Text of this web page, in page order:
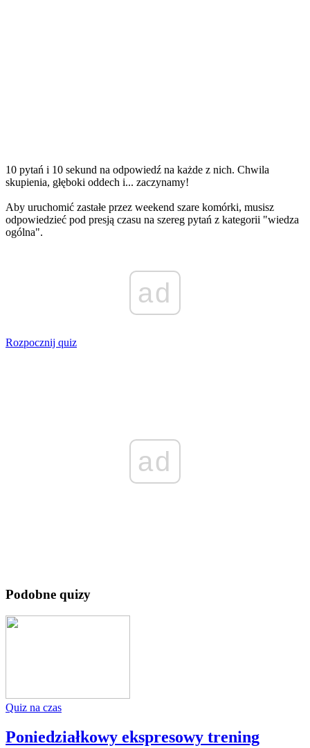
10 pytań i 10 sekund na odpowiedź na każde z nich. Chwila
skupienia, głęboki oddech i... zaczynamy!
Aby uruchomić zastałe przez weekend szare komórki, musisz
odpowiedzieć pod presją czasu na szereg pytań z kategorii "wiedza
ogólna".
ad
Rozpocznij quiz
ad
Podobne quizy
Quiz na czas
Poniedziałkowy ekspresowy trening